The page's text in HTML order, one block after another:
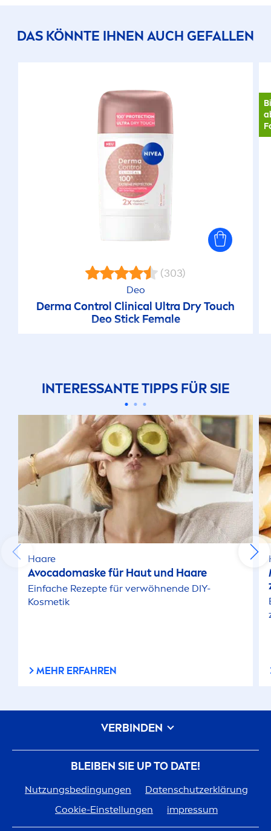
DAS KÖNNTE IHNEN AUCH GEFALLEN
(303)
Deo
Derma Control Clinical Ultra Dry Touch
Deo Stick Female
INTERESSANTE TIPPS FÜR SIE
Haare
Avocadomaske für Haut und Haare
Einfache Rezepte für verwöhnende DIY-
Kosmetik
MEHR ERFAHREN
BLEIBEN SIE UP TO DATE!
Nutzungsbedingungen
Datenschutzerklärung
Cookie-Einstellungen
impressum
VERBINDEN